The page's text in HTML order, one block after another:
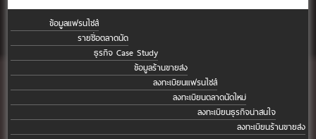
ข้อมูลแฟรนไชส์
รายชื่อตลาดนัด
ธุรกิจ Case Study
ข้อมูลร้านขายส่ง
ลงทะเบียนแฟรนไชส์
ลงทะเบียนตลาดนัดใหม่
ลงทะเบียนธุรกิจน่าสนใจ
ลงทะเบียนร้านขายส่ง